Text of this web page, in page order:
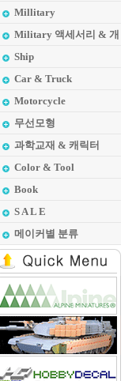
지 메이커
Millitary
Military 액세서리 & 개
러지 메이커
Ship
Car & Truck
Motorcycle
무선모형
과학교재 & 캐릭터
Color & Tool
Book
S A L E
메이커별 분류